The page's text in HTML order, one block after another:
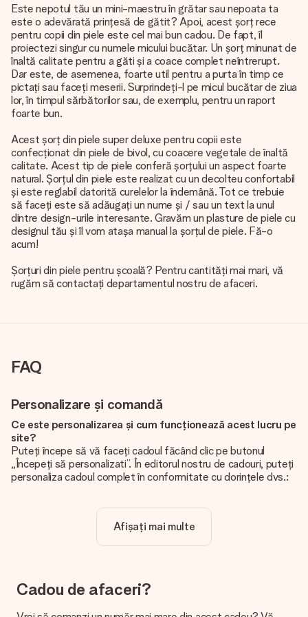
Este nepotul tău un mini-maestru în grătar sau nepoata ta
este o adevărată prințesă de gătit? Apoi, acest șorț rece
pentru copii din piele este cel mai bun cadou. De fapt, îl
proiectezi singur cu numele micului bucătar. Un șorț minunat de
înaltă calitate pentru a găti și a coace complet neîntrerupt.
Dar este, de asemenea, foarte util pentru a purta în timp ce
pictați sau faceți meserii. Surprindeți-l pe micul bucătar de ziua
lor, în timpul sărbătorilor sau, de exemplu, pentru un raport
foarte bun.
Acest șorț din piele super deluxe pentru copii este
confecționat din piele de bivol, cu coacere vegetale de înaltă
calitate. Acest tip de piele conferă șorțului un aspect foarte
natural. Șorțul din piele este realizat cu un decolteu confortabil
și este reglabil datorită curelelor la îndemână. Tot ce trebuie
să faceți este să adăugați un nume și / sau un text la unul
dintre design-urile interesante. Gravăm un plasture de piele cu
designul tău și îl vom atașa manual la șorțul de piele. Fă-o
acum!
Șorțuri din piele pentru școală? Pentru cantități mai mari, vă
rugăm să contactați departamentul nostru de afaceri.
FAQ
Personalizare și comandă
Ce este personalizarea și cum funcționează acest lucru pe
site?
Puteți începe să vă faceți cadoul făcând clic pe butonul
„Începeți să personalizati”. În editorul nostru de cadouri, puteți
personaliza cadoul complet în conformitate cu dorințele dvs.:
Personalizarea este inclusă în preț?
De unde știu dacă poza mea are calitatea potrivită?
Afișați mai multe
Cadou de afaceri?